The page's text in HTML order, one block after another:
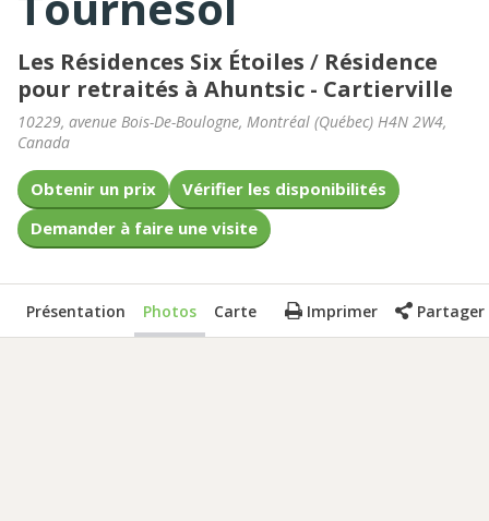
Les Résidences Six Étoiles / Résidence
pour retraités à Ahuntsic - Cartierville
10229, avenue Bois-De-Boulogne, Montréal (Québec) H4N 2W4,
Canada
Obtenir un prix
Vérifier les disponibilités
Demander à faire une visite
Présentation Photos Carte Imprimer Partager